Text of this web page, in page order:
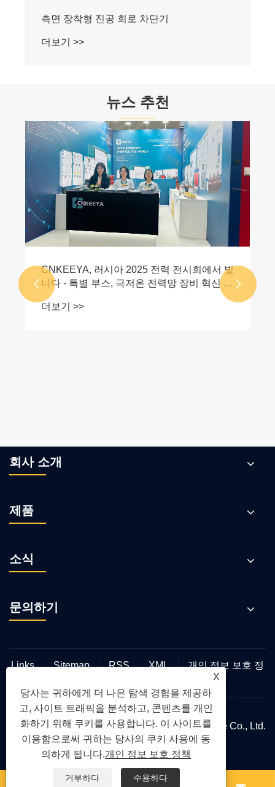
뉴스 추천
배전반에 대해 알고 있거나 모르는 것은 무엇
입니까?
더보기 >>
 
회사 소개
제품
소식
문의하기
Links Sitemap RSS XML
개인 정보 보호 정
저작권 © 2025 Zhejiang Hanya Electric Appliance Co., Ltd.
판권 소유.
X
당사는 귀하에게 더 나은 탐색 경험을 제공하
고, 사이트 트래픽을 분석하고, 콘텐츠를 개인
화하기 위해 쿠키를 사용합니다. 이 사이트를
이용함으로써 귀하는 당사의 쿠키 사용에 동
의하게 됩니다.개인 정보 보호 정책
거부하다 수용하다